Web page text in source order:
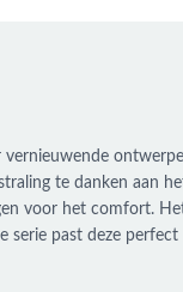
te danken aan
voor het comfort.
past deze